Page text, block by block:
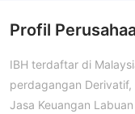
Profil
IBH terdaftar di
perdagangan
Jasa Keuangan Labuan